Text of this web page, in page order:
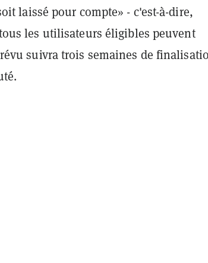
laissé pour compte» - c'est-à-dire,
les utilisateurs éligibles peuvent
suivra trois semaines de